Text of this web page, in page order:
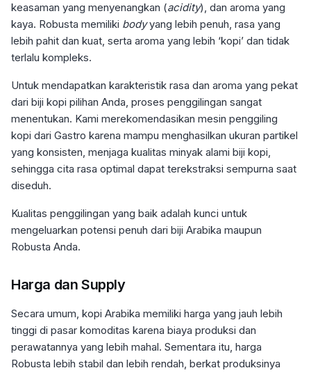
keasaman yang menyenangkan (acidity), dan aroma yang
kaya. Robusta memiliki bodyyang lebih penuh, rasa yang
lebih pahit dan kuat, serta aroma yang lebih ‘kopi’ dan tidak
terlalu kompleks.
Untuk mendapatkan karakteristik rasa dan aroma yang pekat
dari biji kopi pilihan Anda, proses penggilingan sangat
menentukan. Kami merekomendasikan mesin penggiling
kopi dari Gastro karena mampu menghasilkan ukuran partikel
yang konsisten, menjaga kualitas minyak alami biji kopi,
sehingga cita rasa optimal dapat terekstraksi sempurna saat
diseduh.
Kualitas penggilingan yang baik adalah kunci untuk
mengeluarkan potensi penuh dari biji Arabika maupun
Robusta Anda.
Harga dan Supply
Secara umum, kopi Arabika memiliki harga yang jauh lebih
tinggi di pasar komoditas karena biaya produksi dan
perawatannya yang lebih mahal. Sementara itu, harga
Robusta lebih stabil dan lebih rendah, berkat produksinya